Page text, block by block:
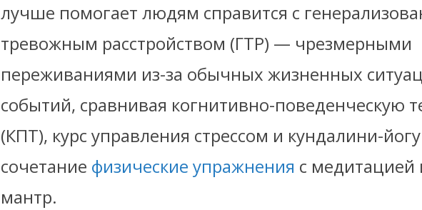
лучше помогает людям справится с
тревожным расстройством (ГТР) — чрезмерными
переживаниями из-за обычных жизненных
событий, сравнивая когнитивно-поведенческую
(КПТ), курс управления стрессом и кундалини-
сочетание физические упражнения с медитацией
мантр.